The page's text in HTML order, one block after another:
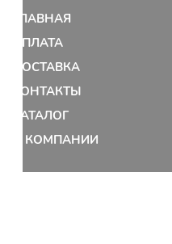
ГЛАВНАЯ
ОПЛАТА
ДОСТАВКА
КОНТАКТЫ
КАТАЛОГ
О КОМПАНИИ